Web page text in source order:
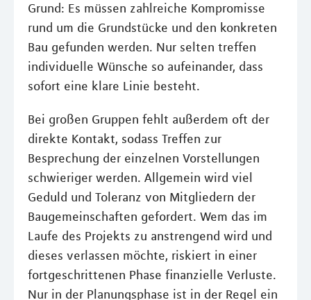
Grund: Es müssen zahlreiche Kompromisse
rund um die Grundstücke und den konkreten
Bau gefunden werden. Nur selten treffen
individuelle Wünsche so aufeinander, dass
sofort eine klare Linie besteht.
Bei großen Gruppen fehlt außerdem oft der
direkte Kontakt, sodass Treffen zur
Besprechung der einzelnen Vorstellungen
schwieriger werden. Allgemein wird viel
Geduld und Toleranz von Mitgliedern der
Baugemeinschaften gefordert. Wem das im
Laufe des Projekts zu anstrengend wird und
dieses verlassen möchte, riskiert in einer
fortgeschrittenen Phase finanzielle Verluste.
Nur in der Planungsphase ist in der Regel ein